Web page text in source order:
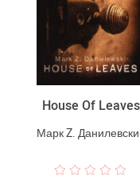
House Of Leaves
Марк Z.